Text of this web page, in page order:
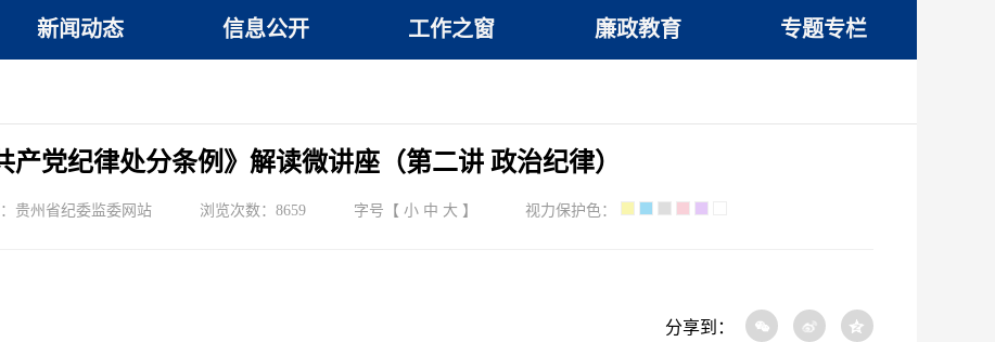
新闻动态 信息公开 工作之窗 廉政教育 专题专栏
产党纪律处分条例》解读微讲座（第二讲 政治纪律）
贵州省纪委监委网站 浏览次数： 8659 字号【 小 中 大 】 视力保护色：
分享到：